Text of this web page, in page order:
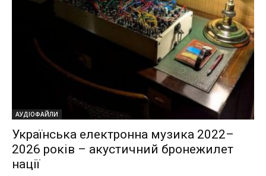
АУДІОФАЙЛИ
Українська електронна музика 2022–
2026 років – акустичний бронежилет
нації